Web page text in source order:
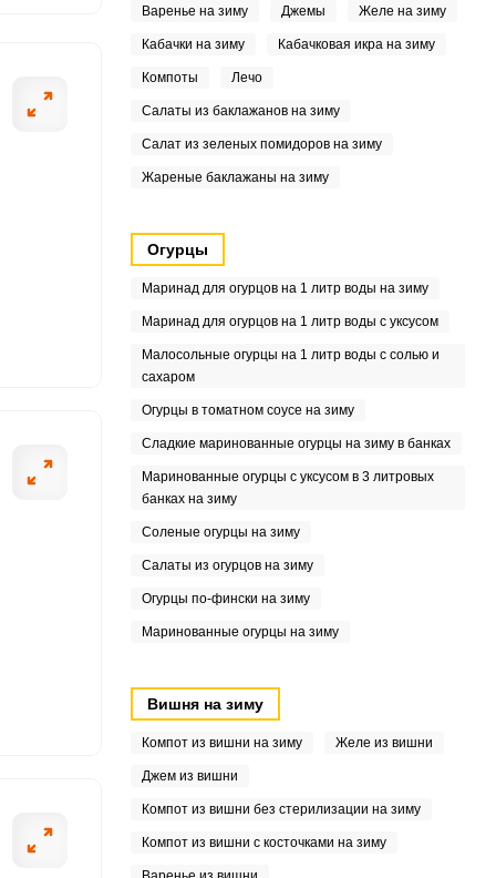
Варенье на зиму Джемы Желе на зиму
Кабачки на зиму Кабачковая икра на зиму
Компоты Лечо
Салаты из баклажанов на зиму
Салат из зеленых помидоров на зиму
Жареные баклажаны на зиму
Огурцы
Маринад для огурцов на 1 литр воды на зиму
Маринад для огурцов на 1 литр воды с уксусом
Малосольные огурцы на 1 литр воды с солью и
сахаром
Огурцы в томатном соусе на зиму
Сладкие маринованные огурцы на зиму в банках
Маринованные огурцы с уксусом в 3 литровых
банках на зиму
Соленые огурцы на зиму
Салаты из огурцов на зиму
Огурцы по-фински на зиму
Маринованные огурцы на зиму
Вишня на зиму
Компот из вишни на зиму Желе из вишни
Джем из вишни
Компот из вишни без стерилизации на зиму
Компот из вишни с косточками на зиму